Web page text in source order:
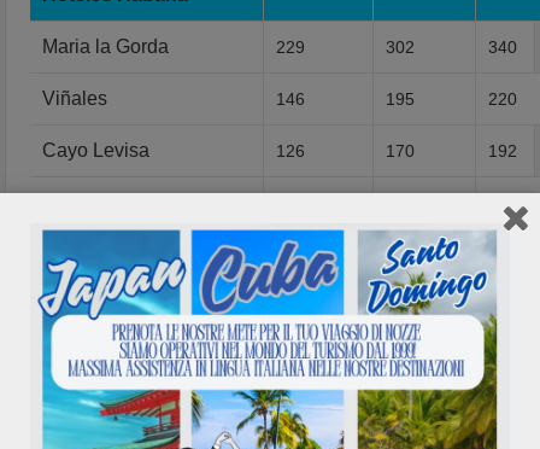
Maria la Gorda 229 302 340
Viñales 146 195 220
Cayo Levisa 126 170 192
92
Aeropuerto Baracoa 43 52 60
Hoteles Playa del Este 52 60
Hotel Jibacoa 55 79 90
Hoteles Varadero 129 173 196